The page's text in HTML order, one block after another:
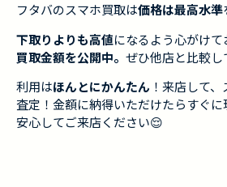
フタバのスマホ買取は価格は最高水準
下取りよりも高値になるよう心がけて
買取金額を公開中。 ぜひ他店と比較し
利用はほんとにかんたん ！来店して
査定！金額に納得いただけたらすぐに
安心してご来店ください😌